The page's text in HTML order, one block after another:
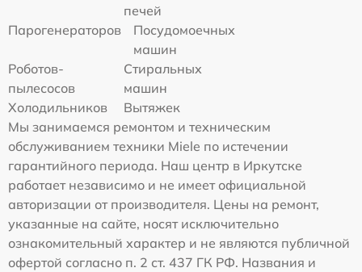
печей
Парогенераторов
Посудомоечных
машин
Роботов-
пылесосов
Стиральных
машин
Холодильников
Вытяжек
Мы занимаемся ремонтом и техническим
обслуживанием техники Miele по истечении
гарантийного периода. Наш центр в Иркутске
работает независимо и не имеет официальной
авторизации от производителя. Цены на ремонт,
указанные на сайте, носят исключительно
ознакомительный характер и не являются публичной
офертой согласно п. 2 ст. 437 ГК РФ. Названия и